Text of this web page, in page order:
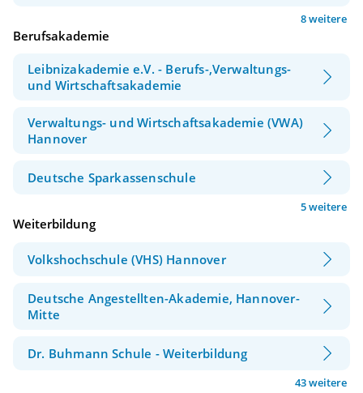
8 weitere
Berufsakademie
Leibnizakademie e.V. - Berufs-,Verwaltungs-
und Wirtschaftsakademie
Verwaltungs- und Wirtschaftsakademie (VWA)
Hannover
Deutsche Sparkassenschule
5 weitere
Weiterbildung
Volkshochschule (VHS) Hannover
Deutsche Angestellten-Akademie, Hannover-
Mitte
Dr. Buhmann Schule - Weiterbildung
43 weitere